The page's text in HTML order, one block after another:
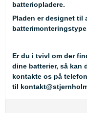
batteriopladere.
Pladen er designet til
Er du i tvivl om der
dine batterier, så kan
kontakte os på
til